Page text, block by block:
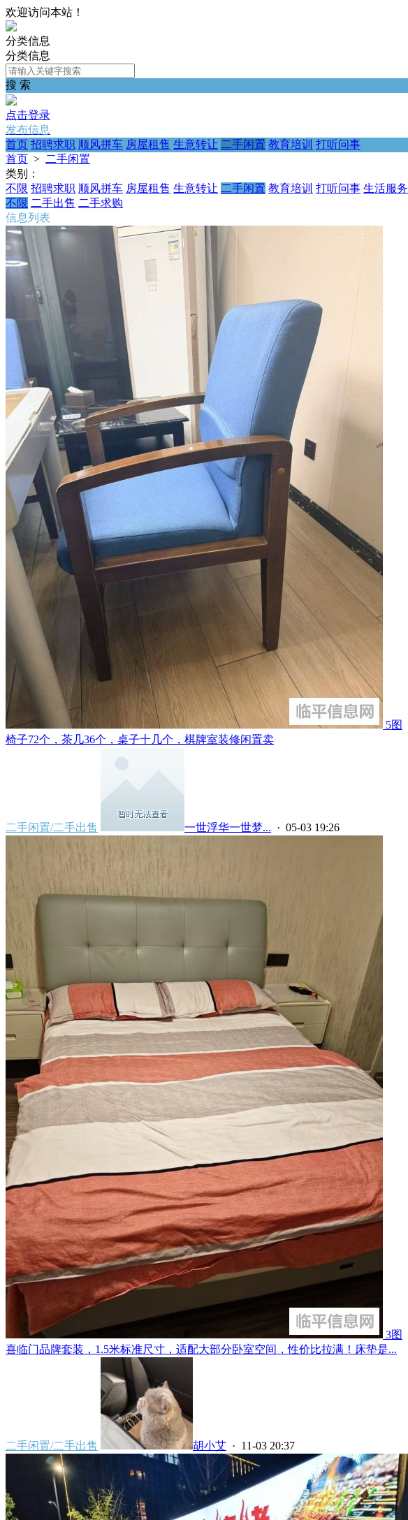
欢迎访问本站！
分类信息
分类信息
搜 索
点击登录
发布信息
首页 招聘求职 顺风拼车 房屋租售 生意转让 二手闲置 教育培训 打听问事
首页 > 二手闲置
类别：
不限 招聘求职 顺风拼车 房屋租售 生意转让 二手闲置 教育培训 打听问事 生活服务
不限 二手出售 二手求购
信息列表
5图
椅子72个，茶几36个，桌子十几个，棋牌室装修闲置卖
二手闲置/二手出售 一世浮华一世梦... · 05-03 19:26
3图
喜临门品牌套装，1.5米标准尺寸，适配大部分卧室空间，性价比拉满！床垫是...
二手闲置/二手出售 胡小艾 · 11-03 20:37